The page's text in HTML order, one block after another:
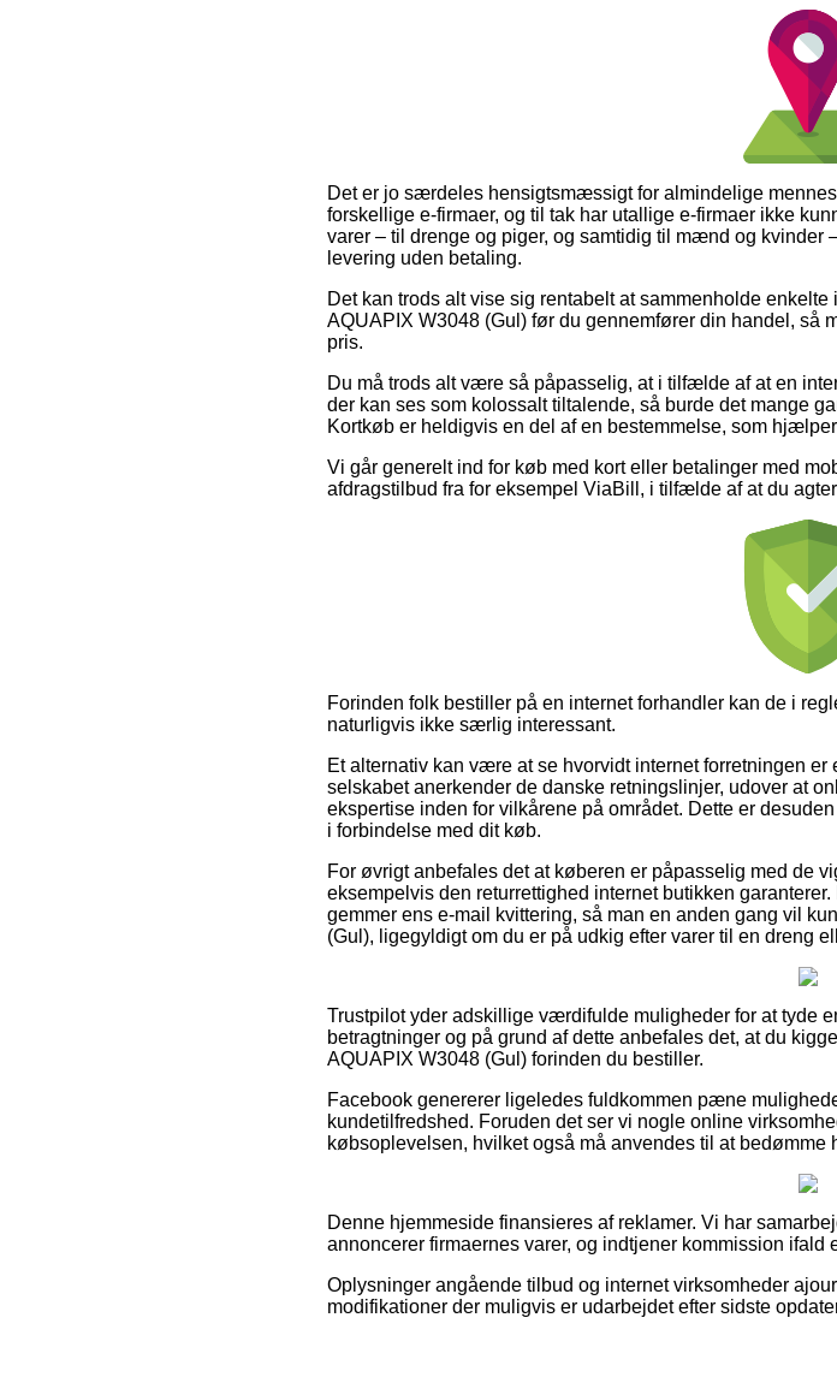
Det er jo særdeles hensigtsmæssigt for almindelige
forskellige e-firmaer, og til tak har utallige e-firmaer ikke
varer – til drenge og piger, og samtidig til mænd og kvinder
levering uden betaling.
Det kan trods alt vise sig rentabelt at sammenholde
AQUAPIX W3048 (Gul) før du gennemfører din handel, så
pris.
Du må trods alt være så påpasselig, at i tilfælde af at en
der kan ses som kolossalt tiltalende, så burde det mange
Kortkøb er heldigvis en del af en bestemmelse, som
Vi går generelt ind for køb med kort eller betalinger med
afdragstilbud fra for eksempel ViaBill, i tilfælde af at du
Forinden folk bestiller på en internet forhandler kan de i
naturligvis ikke særlig interessant.
Et alternativ kan være at se hvorvidt internet forretningen
selskabet anerkender de danske retningslinjer, udover at
ekspertise inden for vilkårene på området. Dette er
i forbindelse med dit køb.
For øvrigt anbefales det at køberen er påpasselig med de
eksempelvis den returrettighed internet butikken
gemmer ens e-mail kvittering, så man en anden gang vil
(Gul), ligegyldigt om du er på udkig efter varer til en dreng
Trustpilot yder adskillige værdifulde muligheder for at
betragtninger og på grund af dette anbefales det, at du
AQUAPIX W3048 (Gul) forinden du bestiller.
Facebook genererer ligeledes fuldkommen pæne
kundetilfredshed. Foruden det ser vi nogle online
købsoplevelsen, hvilket også må anvendes til at bedømme
Denne hjemmeside finansieres af reklamer. Vi har
annoncerer firmaernes varer, og indtjener kommission
Oplysninger angående tilbud og internet virksomheder
modifikationer der muligvis er udarbejdet efter sidste